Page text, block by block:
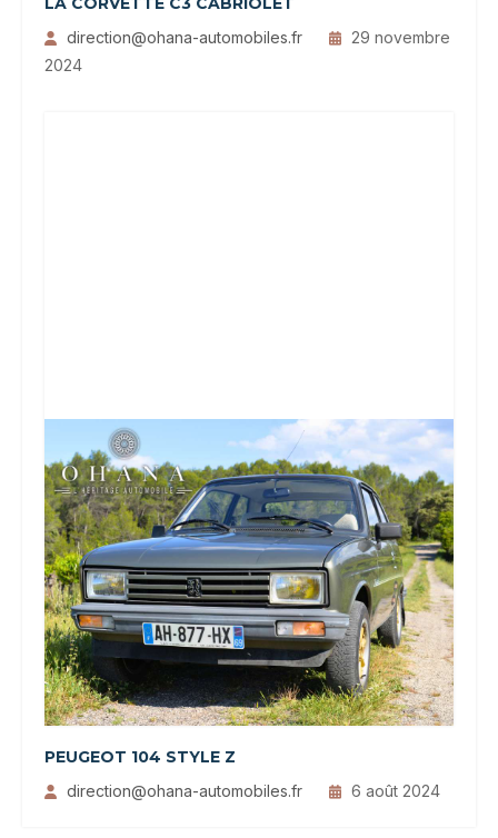
direction@ohana-automobiles.fr
29 novembre
2024
PEUGEOT 104 STYLE Z
direction@ohana-automobiles.fr 6 août 2024